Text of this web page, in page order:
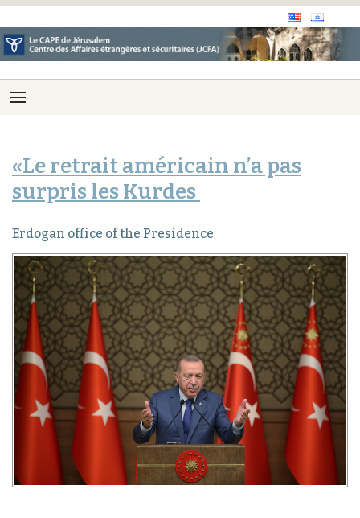
«Le retrait américain n’a pas
surpris les Kurdes
Erdogan office of the Presidence